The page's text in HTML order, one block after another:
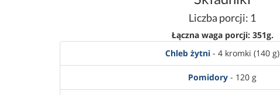
Liczba porcji: 1
Łączna waga porcji: 351g.
Chleb żytni - 4 kromki (140 g)
Pomidory - 120 g